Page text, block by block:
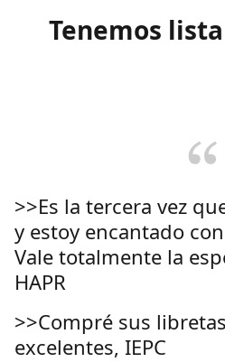
Tenemos
>>Es la tercera vez
y estoy encantado
Vale totalmente la
HAPR
>>Compré sus
excelentes, IEPC